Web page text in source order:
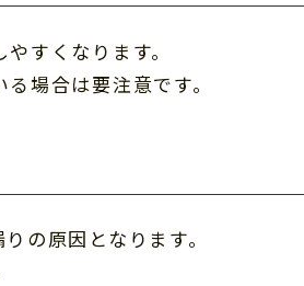
すくなります。
場合は要注意です。
の原因となります。